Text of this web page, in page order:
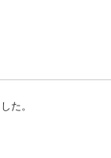
た。